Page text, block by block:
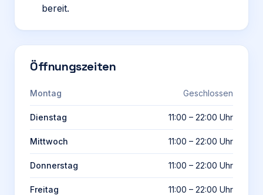
bereit.
Öffnungszeiten
Montag Geschlossen
Dienstag 11:00 – 22:00 Uhr
Mittwoch 11:00 – 22:00 Uhr
Donnerstag 11:00 – 22:00 Uhr
Freitag 11:00 – 22:00 Uhr